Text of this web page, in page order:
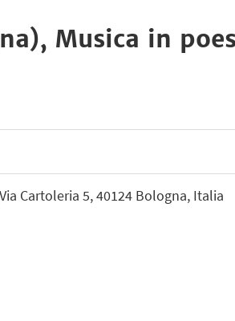
Musica in
Cartoleria 5, 40124 Bologna, Italia